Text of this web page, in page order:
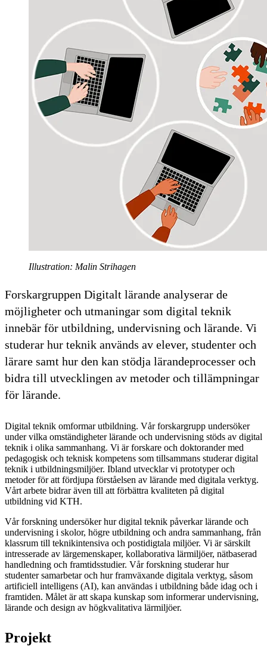
Illustration: Malin Strihagen
Forskargruppen Digitalt lärande analyserar de
möjligheter och utmaningar som digital teknik
innebär för utbildning, undervisning och lärande. Vi
studerar hur teknik används av elever, studenter och
lärare samt hur den kan stödja lärandeprocesser och
bidra till utvecklingen av metoder och tillämpningar
för lärande.
Digital teknik omformar utbildning. Vår forskargrupp undersöker
under vilka omständigheter lärande och undervisning stöds av digital
teknik i olika sammanhang. Vi är forskare och doktorander med
pedagogisk och teknisk kompetens som tillsammans studerar digital
teknik i utbildningsmiljöer. Ibland utvecklar vi prototyper och
metoder för att fördjupa förståelsen av lärande med digitala verktyg.
Vårt arbete bidrar även till att förbättra kvaliteten på digital
utbildning vid KTH.
Vår forskning undersöker hur digital teknik påverkar lärande och
undervisning i skolor, högre utbildning och andra sammanhang, från
klassrum till teknikintensiva och postidigtala miljöer. Vi är särskilt
intresserade av lärgemenskaper, kollaborativa lärmiljöer, nätbaserad
handledning och framtidsstudier. Vår forskning studerar hur
studenter samarbetar och hur framväxande digitala verktyg, såsom
artificiell intelligens (AI), kan användas i utbildning både idag och i
framtiden. Målet är att skapa kunskap som informerar undervisning,
lärande och design av högkvalitativa lärmiljöer.
Projekt